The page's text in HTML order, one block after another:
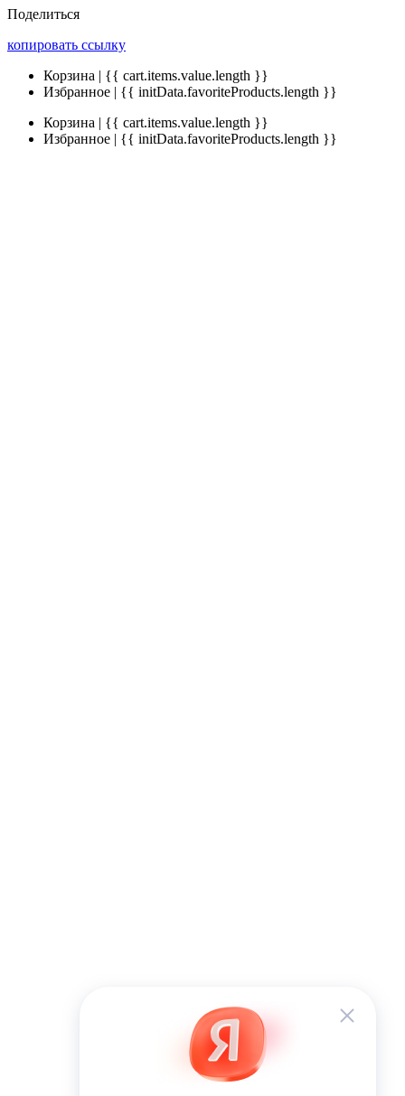
Поделиться
копировать ссылку
Корзина | {{ cart.items.value.length }}
Избранное | {{ initData.favoriteProducts.length }}
Корзина | {{ cart.items.value.length }}
Избранное | {{ initData.favoriteProducts.length }}